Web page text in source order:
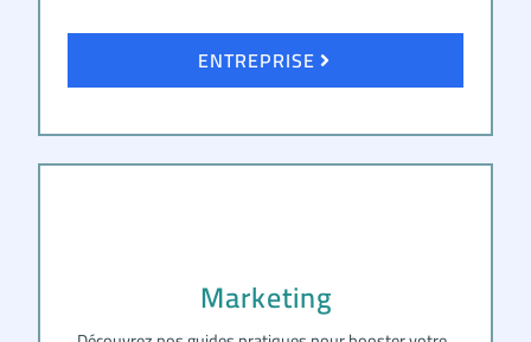
ENTREPRISE
Marketing